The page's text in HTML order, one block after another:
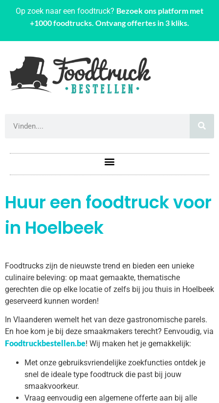
Op zoek naar een foodtruck? Bezoek ons platform met
+1000 foodtrucks. Ontvang offertes in 3 kliks.
Huur een foodtruck voor
in Hoelbeek
Foodtrucks zijn de nieuwste trend en bieden een unieke
culinaire beleving: op maat gemaakte, thematische
gerechten die op elke locatie of zelfs bij jou thuis in Hoelbeek
geserveerd kunnen worden!
In Vlaanderen wemelt het van deze gastronomische parels.
En hoe kom je bij deze smaakmakers terecht? Eenvoudig, via
Foodtruckbestellen.be! Wij maken het je gemakkelijk:
Met onze gebruiksvriendelijke zoekfuncties ontdek je
snel de ideale type foodtruck die past bij jouw
smaakvoorkeur.
Vraag eenvoudig een algemene offerte aan bij alle